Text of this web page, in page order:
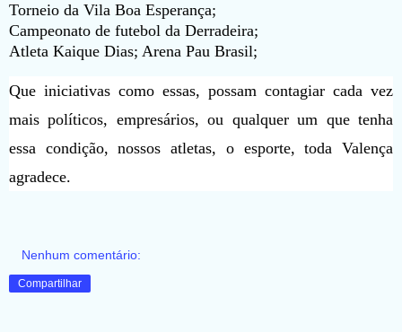
Torneio da Vila Boa Esperança;
Campeonato de futebol da Derradeira;
Atleta Kaique Dias; Arena Pau Brasil;
Que iniciativas como essas, possam contagiar cada vez
mais políticos, empresários, ou qualquer um que tenha
essa condição, nossos atletas, o esporte, toda Valença
agradece.
Nenhum comentário:
Compartilhar